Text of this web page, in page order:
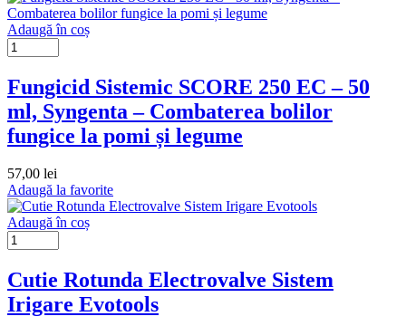
Adaugă în coș
Fungicid Sistemic SCORE 250 EC – 50
ml, Syngenta – Combaterea bolilor
fungice la pomi și legume
57,00 lei
Adaugă la favorite
Adaugă în coș
Cutie Rotunda Electrovalve Sistem
Irigare Evotools